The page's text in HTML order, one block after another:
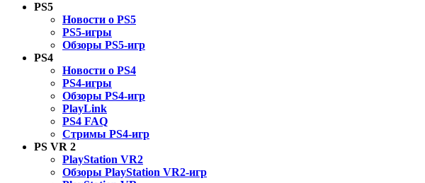
PS5
Новости о PS5
PS5-игры
Обзоры PS5-игр
PS4
Новости о PS4
PS4-игры
Обзоры PS4-игр
PlayLink
PS4 FAQ
Стримы PS4-игр
PS VR 2
PlayStation VR2
Обзоры PlayStation VR2-игр